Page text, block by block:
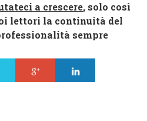
a crescere, solo così
lettori la continuità del
sempre